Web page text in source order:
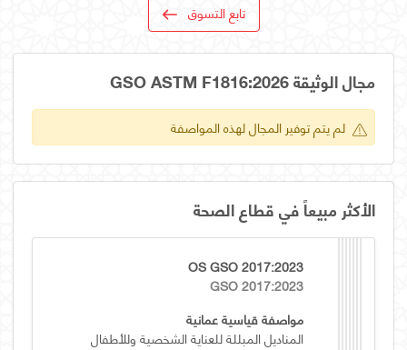
تابع التسوق
مجال الوثيقة GSO ASTM F1816:2026
لم يتم توفير المجال لهذه المواصفة
الأكثر مبيعاً في قطاع الصحة
OS GSO 2017:2023
GSO 2017:2023
مواصفة قياسية عمانية
المناديل المبللة للعناية الشخصية وللأطفال